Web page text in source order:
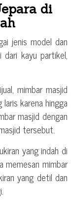
di
jenis model dan
dari kayu partikel,
mimbar masjid
karena hingga
masjid dengan
tersebut.
yang indah di
memesan mimbar
yang detil dan